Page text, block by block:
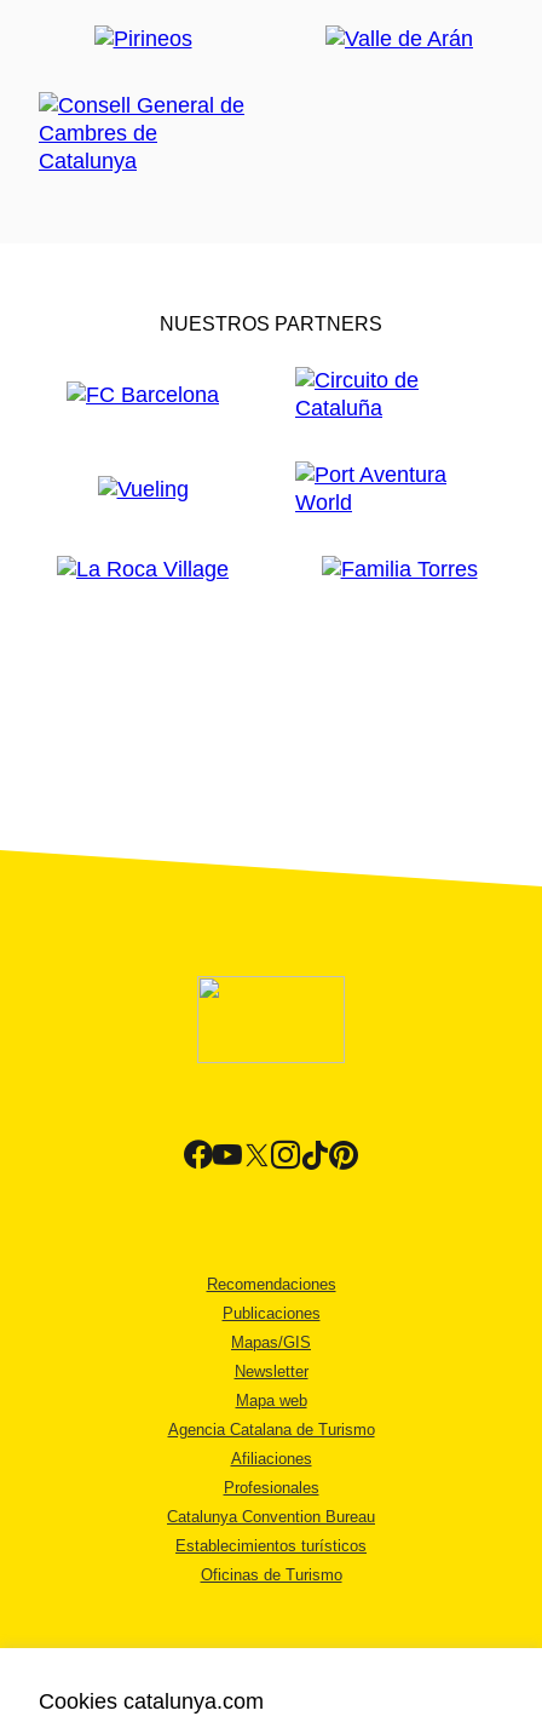
NUESTROS PARTNERS
Recomendaciones
Publicaciones
Mapas/GIS
Newsletter
Mapa web
Agencia Catalana de Turismo
Afiliaciones
Profesionales
Catalunya Convention Bureau
Establecimientos turísticos
Oficinas de Turismo
Cookies catalunya.com